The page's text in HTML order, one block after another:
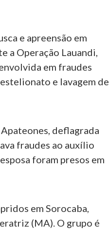
e apreensão em
a Operação Lauandi,
em fraudes
e lavagem de
deflagrada
fraudes ao auxílio
foram presos em
em Sorocaba,
(MA). O grupo é